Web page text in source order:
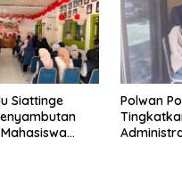
Siattinge
Polwan